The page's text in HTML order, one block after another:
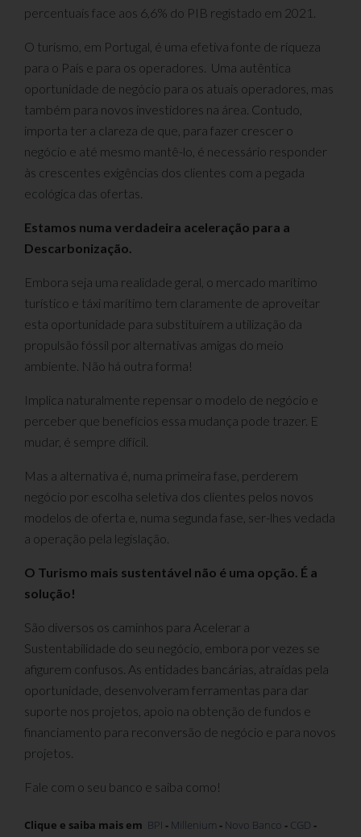
percentuais face aos 6,6% do PIB registado em 2021.
O turismo, em Portugal, é uma efetiva fonte de riqueza
para o País e para os operadores. Uma autêntica
oportunidade de negócio para os atuais operadores, mas
também para novos investidores na área. Contudo,
importa ter a clareza de que, para fazer crescer o
negócio e até mesmo mantê-lo, é necessário responder
às crescentes exigências dos clientes com a pegada
ecológica das ofertas.
Estamos numa verdadeira aceleração para a
Descarbonização.
Embora seja uma realidade geral, o mercado marítimo
turístico e táxi marítimo tem claramente de aproveitar
esta oportunidade para substituírem a utilização da
propulsão fóssil por alternativas amigas do meio
ambiente. Não há outra forma!
Implica naturalmente repensar o modelo de negócio e
perceber que benefícios essa mudança pode trazer. E
mudar, é sempre difícil.
Mas a alternativa é, numa primeira fase, perderem
negócio por escolha seletiva dos clientes pelos novos
modelos de oferta e, numa segunda fase, ser-lhes vedada
a operação pela legislação.
O Turismo mais sustentável não é uma opção. É a
solução!
São diversos os caminhos para Acelerar a
Sustentabilidade do seu negócio, embora por vezes se
afigurem confusos. As entidades bancárias, atraídas pela
oportunidade, desenvolveram ferramentas para dar
suporte nos projetos, apoio na obtenção de fundos e
financiamento para reconversão de negócio e para novos
projetos.
Fale com o seu banco e saiba como!
Clique e saiba mais em BPI - Millenium - Novo Banco - CGD -